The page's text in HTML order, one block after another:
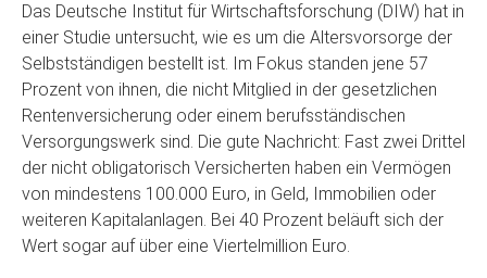
Das Deutsche Institut für Wirtschaftsforschung (DIW) hat in
einer Studie untersucht, wie es um die Altersvorsorge der
Selbstständigen bestellt ist. Im Fokus standen jene 57
Prozent von ihnen, die nicht Mitglied in der gesetzlichen
Rentenversicherung oder einem berufsständischen
Versorgungswerk sind. Die gute Nachricht: Fast zwei Drittel
der nicht obligatorisch Versicherten haben ein Vermögen
von mindestens 100.000 Euro, in Geld, Immobilien oder
weiteren Kapitalanlagen. Bei 40 Prozent beläuft sich der
Wert sogar auf über eine Viertelmillion Euro.